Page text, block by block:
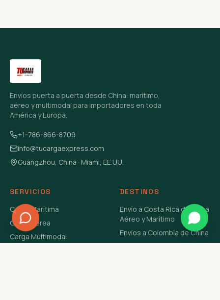
Envíos puerta a puerta desde China: marítimo,
aéreo y multimodal para importadores en toda
América y Europa.
+1-786-866-8709
info@tucargaexpress.com
Guangzhou, China · Miami, EE.UU.
SERVICIOS
Carga Marítima
Carga Aérea
Carga Multimodal
DESTINOS
Envío a Costa Rica de China
Aéreo y Marítimo
Envíos a Colombia de China